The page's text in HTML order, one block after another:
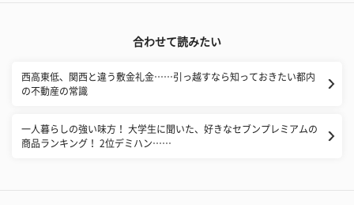
合わせて読みたい
西高東低、関西と違う敷金礼金……引っ越すなら知っておきたい都内
の不動産の常識
一人暮らしの強い味方！ 大学生に聞いた、好きなセブンプレミアムの
商品ランキング！ 2位デミハン……